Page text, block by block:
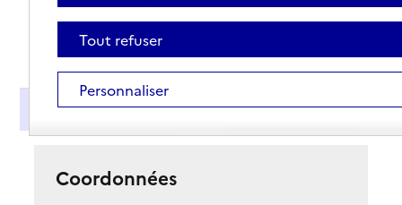
Présentation
Coordonnées
Tout refuser
Personnaliser